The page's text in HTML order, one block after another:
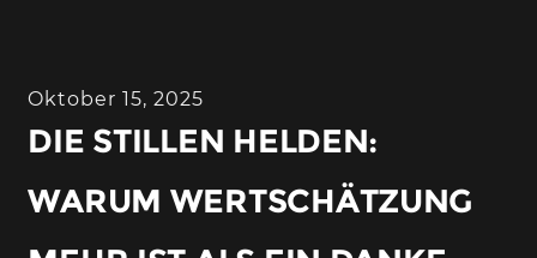
Oktober 15, 2025
DIE STILLEN HELDEN:
WARUM WERTSCHÄTZUNG